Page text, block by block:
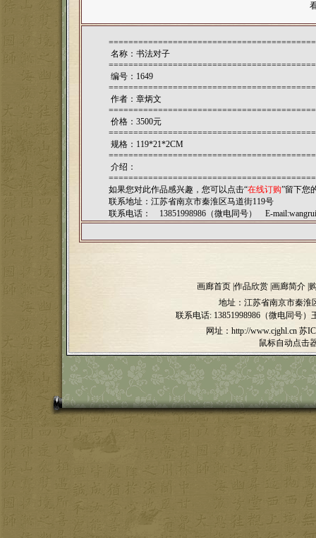
名称：书法对子
编号：1649
作者： 章炳文
价格：3500元
规格：119*21*2CM
介绍：
如果您对此作品感兴趣，您可以点击“在线订购”留下您
联系地址：江苏省南京市秦淮区马道街119号
联系电话： 13851998986（微电同号） E-mail:
画廊首页 作品欣赏 画廊简介
地址：江苏省南京市秦淮
联系电话: 13851998986（微电同号）
网址：http://www.cjghl.cn 苏
鼠标自动点击